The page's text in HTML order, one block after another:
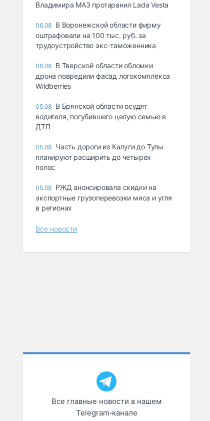
Владимира МАЗ протаранил Lada Vesta
06.08 В Воронежской области фирму
оштрафовали на 100 тыс. руб. за
трудоустройство экс-таможенника
06.08 В Тверской области обломки
дрона повредили фасад логокомплекса
Wildberries
05.08 В Брянской области осудят
водителя, погубившего целую семью в
ДТП
05.08 Часть дороги из Калуги до Тулы
планируют расширить до четырех
полос
05.08 РЖД анонсировала скидки на
экспортные грузоперевозки мяса и угля
в регионах
Все новости
Все главные новости в нашем
Telegram‑канале